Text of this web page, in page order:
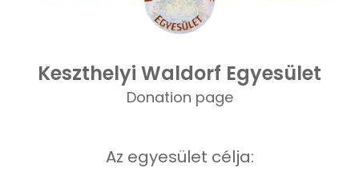
Keszthelyi Waldorf Egyesület
Donation page
Az egyesület célja: